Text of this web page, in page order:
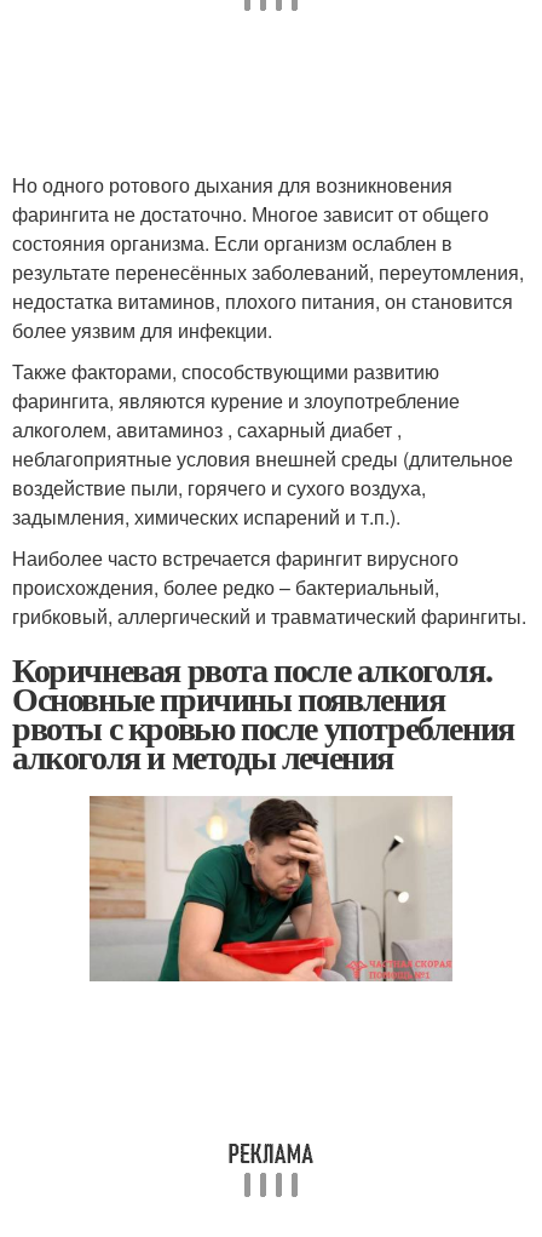
Но одного ротового дыхания для возникновения
фарингита не достаточно. Многое зависит от общего
состояния организма. Если организм ослаблен в
результате перенесённых заболеваний, переутомления,
недостатка витаминов, плохого питания, он становится
более уязвим для инфекции.
Также факторами, способствующими развитию
фарингита, являются курение и злоупотребление
алкоголем, авитаминоз , сахарный диабет ,
неблагоприятные условия внешней среды (длительное
воздействие пыли, горячего и сухого воздуха,
задымления, химических испарений и т.п.).
Наиболее часто встречается фарингит вирусного
происхождения, более редко – бактериальный,
грибковый, аллергический и травматический фарингиты.
Коричневая рвота после алкоголя.
Основные причины появления
рвоты с кровью после употребления
алкоголя и методы лечения